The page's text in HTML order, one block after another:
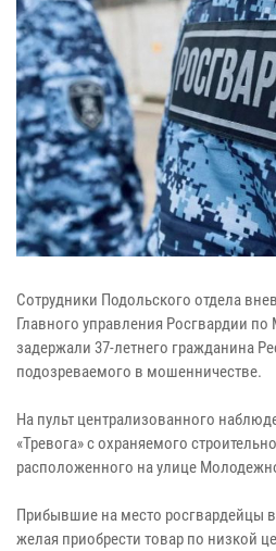
Сотрудники Подольского отдела
Главного управления Росгвардии
задержали 37-летнего гражданина
подозреваемого в мошенничестве.
На пульт централизованного
«Тревога» с охраняемого
расположенного на улице
Прибывшие на место росгвардейцы
желая приобрести товар по низкой